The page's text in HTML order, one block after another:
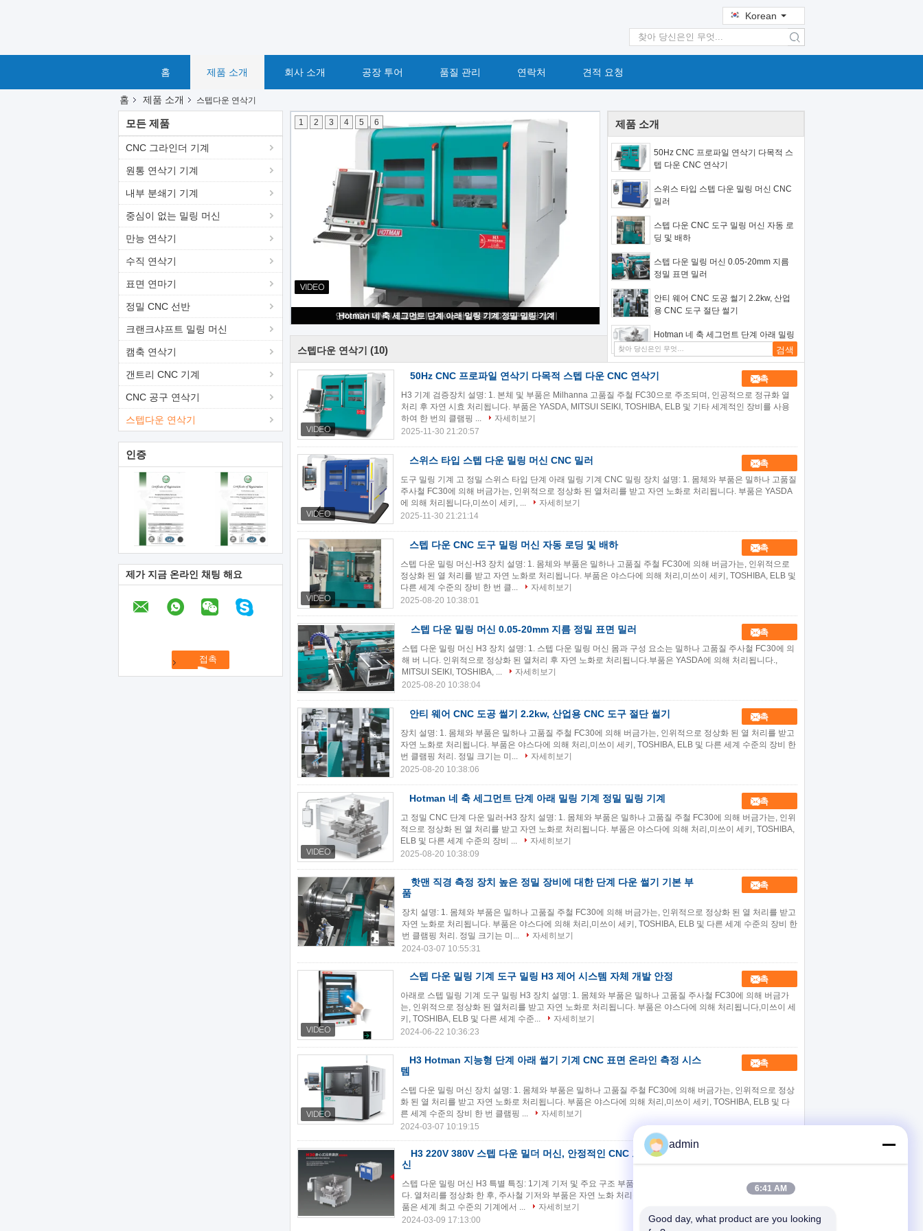
Korean
search
홈 제품 소개 회사 소개 공장 투어 품질 관리 연락처 견적 요청
홈 제품 소개 스텝다운 연삭기
모든 제품
CNC 그라인더 기계
원통 연삭기 기계
내부 분쇄기 기계
중심이 없는 밀링 머신
만능 연삭기
수직 연삭기
표면 연마기
정밀 CNC 선반
크랜크샤프트 밀링 머신
캠축 연삭기
갠트리 CNC 기계
CNC 공구 연삭기
스텝다운 연삭기
인증
제가 지금 온라인 채팅 해요
50Hz CNC 프로파일 연삭기 다목적 스텝 다운 CNC 연삭기
1 2 3 4 5 6 제품 소개
50Hz CNC 프로파일 연삭기 다목적 스
텝 다운 CNC 연삭기
스위스 타입 스텝 다운 밀링 머신 CNC
밀러
스텝 다운 CNC 도구 밀링 머신 자동 로
딩 및 배하
스텝 다운 밀링 머신 0.05-20mm 지름
정밀 표면 밀러
안티 웨어 CNC 도공 썰기 2.2kw, 산업
용 CNC 도구 절단 썰기
Hotman 네 축 세그먼트 단계 아래 밀링
기계 정밀 밀링 기계
스텝다운 연삭기 (10)
50Hz CNC 프로파일 연삭기 다목적 스텝 다운 CNC 연삭기 접촉
H3 기계 검증장치 설명: 1. 본체 및 부품은 Milhanna 고품질 주철 FC30으로 주조되며, 인공적으로 정규화 열
처리 후 자연 시효 처리됩니다. 부품은 YASDA, MITSUI SEIKI, TOSHIBA, ELB 및 기타 세계적인 장비를 사용
하여 한 번의 클램핑 ...
자세히보기
2025-11-30 21:20:57
스위스 타입 스텝 다운 밀링 머신 CNC 밀러 접촉
도구 밀링 기계 고 정밀 스위스 타입 단계 아래 밀링 기계 CNC 밀링 장치 설명: 1. 몸체와 부품은 밀하나 고품질
주사철 FC30에 의해 버금가는, 인위적으로 정상화 된 열처리를 받고 자연 노화로 처리됩니다. 부품은 YASDA
에 의해 처리됩니다,미쓰이 세키, ...
자세히보기
2025-11-30 21:21:14
스텝 다운 CNC 도구 밀링 머신 자동 로딩 및 배하 접촉
스텝 다운 밀링 머신-H3 장치 설명: 1. 몸체와 부품은 밀하나 고품질 주철 FC30에 의해 버금가는, 인위적으로
정상화 된 열 처리를 받고 자연 노화로 처리됩니다. 부품은 야스다에 의해 처리,미쓰이 세키, TOSHIBA, ELB 및
다른 세계 수준의 장비 한 번 클...
자세히보기
2025-08-20 10:38:01
스텝 다운 밀링 머신 0.05-20mm 지름 정밀 표면 밀러 접촉
스텝 다운 밀링 머신 H3 장치 설명: 1. 스텝 다운 밀링 머신 몸과 구성 요소는 밀하나 고품질 주사철 FC30에 의
해 버 니다. 인위적으로 정상화 된 열처리 후 자연 노화로 처리됩니다.부품은 YASDA에 의해 처리됩니다.,
MITSUI SEIKI, TOSHIBA, ...
자세히보기
2025-08-20 10:38:04
안티 웨어 CNC 도공 썰기 2.2kw, 산업용 CNC 도구 절단 썰기 접촉
장치 설명: 1. 몸체와 부품은 밀하나 고품질 주철 FC30에 의해 버금가는, 인위적으로 정상화 된 열 처리를 받고
자연 노화로 처리됩니다. 부품은 야스다에 의해 처리,미쓰이 세키, TOSHIBA, ELB 및 다른 세계 수준의 장비 한
번 클램핑 처리. 정밀 크기는 미...
자세히보기
2025-08-20 10:38:06
Hotman 네 축 세그먼트 단계 아래 밀링 기계 정밀 밀링 기계 접촉
고 정밀 CNC 단계 다운 밀러-H3 장치 설명: 1. 몸체와 부품은 밀하나 고품질 주철 FC30에 의해 버금가는, 인위
적으로 정상화 된 열 처리를 받고 자연 노화로 처리됩니다. 부품은 야스다에 의해 처리,미쓰이 세키, TOSHIBA,
ELB 및 다른 세계 수준의 장비 ...
자세히보기
2025-08-20 10:38:09
핫맨 직경 측정 장치 높은 정밀 장비에 대한 단계 다운 썰기 기본 부
품
접촉
장치 설명: 1. 몸체와 부품은 밀하나 고품질 주철 FC30에 의해 버금가는, 인위적으로 정상화 된 열 처리를 받고
자연 노화로 처리됩니다. 부품은 야스다에 의해 처리,미쓰이 세키, TOSHIBA, ELB 및 다른 세계 수준의 장비 한
번 클램핑 처리. 정밀 크기는 미...
자세히보기
2024-03-07 10:55:31
스텝 다운 밀링 기계 도구 밀링 H3 제어 시스템 자체 개발 안정 접촉
아래로 스텝 밀링 기계 도구 밀링 H3 장치 설명: 1. 몸체와 부품은 밀하나 고품질 주사철 FC30에 의해 버금가
는, 인위적으로 정상화 된 열처리를 받고 자연 노화로 처리됩니다. 부품은 야스다에 의해 처리됩니다,미쓰이 세
키, TOSHIBA, ELB 및 다른 세계 수준...
자세히보기
2024-06-22 10:36:23
H3 Hotman 지능형 단계 아래 썰기 기계 CNC 표면 온라인 측정 시스
템
접촉
스텝 다운 밀링 머신 장치 설명: 1. 몸체와 부품은 밀하나 고품질 주철 FC30에 의해 버금가는, 인위적으로 정상
화 된 열 처리를 받고 자연 노화로 처리됩니다. 부품은 야스다에 의해 처리,미쓰이 세키, TOSHIBA, ELB 및 다
른 세계 수준의 장비 한 번 클램핑 ...
자세히보기
2024-03-07 10:19:15
H3 220V 380V 스텝 다운 밀더 머신, 안정적인 CNC 프로필 밀더 머
신
스텝 다운 밀링 머신 H3 특별 특징: 1기계 기저 및 주요 구조 부품은 meehanite (인조) 주철 FC-30로 구성됩니
다. 열처리를 정상화 한 후, 주사철 기저와 부품은 자연 노화 처리를 위해 남아 있습니다. 철근 기저 및 주요 부
품은 세계 최고 수준의 기계에서 ...
자세히보기
2024-03-09 17:13:00
admin
6:41 AM
Good day, what product are you looking